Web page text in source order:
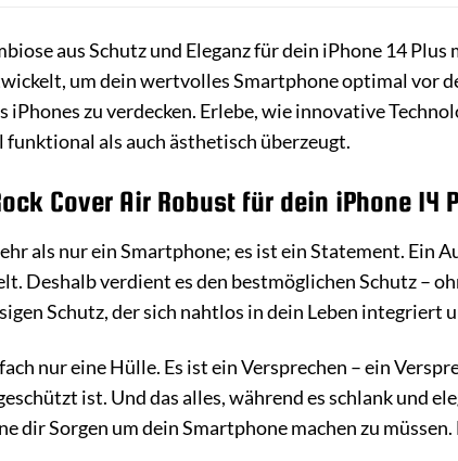
aus Schutz und Eleganz für dein iPhone 14 Plus
um dein wertvolles Smartphone optimal vor
iPhones zu verdecken. Erlebe, wie innovative
funktional als auch ästhetisch überzeugt.
Cover Air Robust für dein iPhone 14
als nur ein Smartphone; es ist ein Statement. Ein
Deshalb verdient es den bestmöglichen Schutz –
Schutz, der sich nahtlos in dein Leben
nur eine Hülle. Es ist ein Versprechen – ein
ist. Und das alles, während es schlank und
dir Sorgen um dein Smartphone machen zu